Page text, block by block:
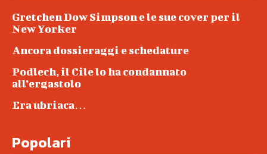
Gretchen Dow Simpson e le sue cover per il
New Yorker
Ancora dossieraggi e schedature
Podlech, il Cile lo ha condannato
all’ergastolo
Era ubriaca…
Popolari